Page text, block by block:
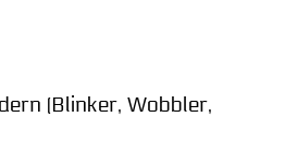
(Blinker, Wobbler,